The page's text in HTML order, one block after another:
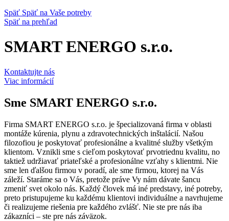
Späť Späť na Vaše potreby
Späť na prehľad
SMART ENERGO s.r.o.
Kontaktujte nás
Viac informácií
Sme SMART ENERGO s.r.o.
Firma SMART ENERGO s.r.o. je špecializovaná firma v oblasti
montáže kúrenia, plynu a zdravotechnických inštalácií. Našou
filozofiou je poskytovať profesionálne a kvalitné služby všetkým
klientom. Vznikli sme s cieľom poskytovať prvotriednu kvalitu, no
taktiež udržiavať priateľské a profesionálne vzťahy s klientmi. Nie
sme len ďalšou firmou v poradí, ale sme firmou, ktorej na Vás
záleží. Staráme sa o Vás, pretože práve Vy nám dávate šancu
zmeniť svet okolo nás. Každý človek má iné predstavy, iné potreby,
preto pristupujeme ku každému klientovi individuálne a navrhujeme
či realizujeme riešenia pre každého zvlášť. Nie ste pre nás iba
zákazníci – ste pre nás záväzok.